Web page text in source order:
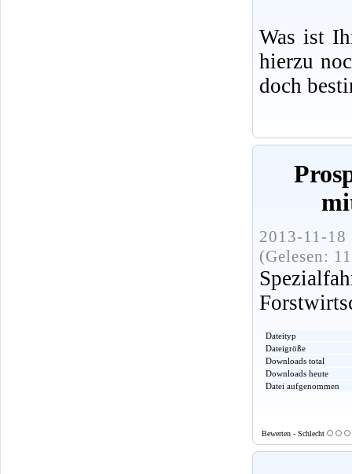
Was ist
hierzu
doch
2013-11-
(Gelesen:
Dateityp
Dateigröße
Downloads total
Downloads heute
Datei aufgenommen
Bewerten - Schlecht